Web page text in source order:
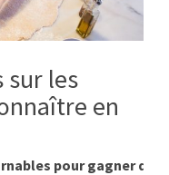
sur les
en
pour gagner du